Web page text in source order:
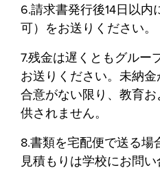
6.請求書発行後14日以内
可）をお送りください。
7.残金は遅くともグルー
お送りください。未納
合意がない限り、教育
供されません。
8.書類を宅配便で送る場
見積もりは学校にお問い